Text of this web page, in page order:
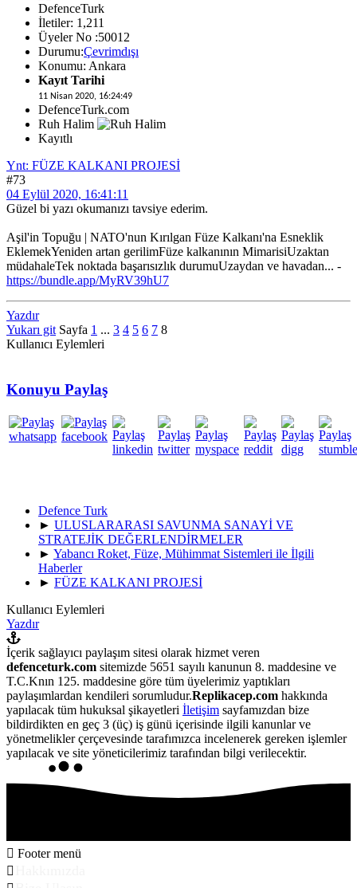
DefenceTurk
İletiler: 1,211
Üyeler No :50012
Durumu:Çevrimdışı
Konumu: Ankara
Kayıt Tarihi
11 Nisan 2020, 16:24:49
DefenceTurk.com
Ruh Halim
Kayıtlı
Ynt: FÜZE KALKANI PROJESİ
#73
04 Eylül 2020, 16:41:11
Güzel bi yazı okumanızı tavsiye ederim.
️Aşil'in Topuğu | NATO'nun Kırılgan Füze Kalkanı'na Esneklik
EklemekYeniden artan gerilimFüze kalkanının MimarisiUzaktan
müdahaleTek noktada başarısızlık durumuUzaydan ve havadan... -
https://bundle.app/MyRV39hU7
Yazdır
Yukarı git Sayfa 1 ... 3 4 5 6 7 8
Kullanıcı Eylemleri
Konuyu Paylaş
Defence Turk
► ULUSLARARASI SAVUNMA SANAYİ VE
STRATEJİK DEĞERLENDİRMELER
► Yabancı Roket, Füze, Mühimmat Sistemleri ile İlgili
Haberler
► FÜZE KALKANI PROJESİ
Kullanıcı Eylemleri
Yazdır
İçerik sağlayıcı paylaşım sitesi olarak hizmet veren
defenceturk.com sitemizde 5651 sayılı kanunun 8. maddesine ve
T.C.Knın 125. maddesine göre tüm üyelerimiz yaptıkları
paylaşımlardan kendileri sorumludur.Replikacep.com hakkında
yapılacak tüm hukuksal şikayetleri İletişim sayfamızdan bize
bildirdikten en geç 3 (üç) iş günü içerisinde ilgili kanunlar ve
yönetmelikler çerçevesinde tarafımızca incelenerek gereken işlemler
yapılacak ve site yöneticilerimiz tarafından bilgi verilecektir.
Footer menü